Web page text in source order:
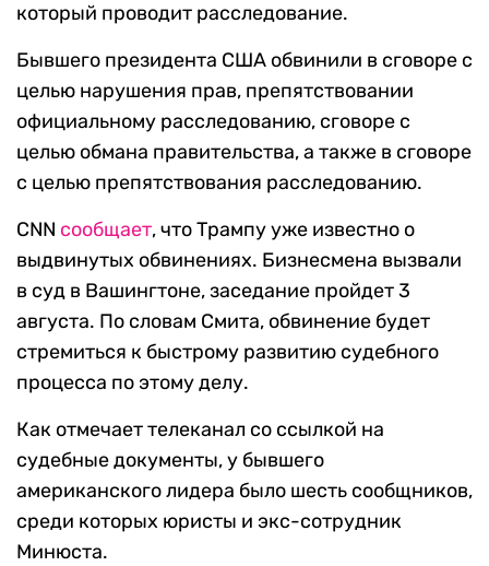
который проводит расследование.
Бывшего президента США обвинили в сговоре с
целью нарушения прав, препятствовании
официальному расследованию, сговоре с
целью обмана правительства, а также в сговоре
с целью препятствования расследованию.
CNN сообщает, что Трампу уже известно о
выдвинутых обвинениях. Бизнесмена вызвали
в суд в Вашингтоне, заседание пройдет 3
августа. По словам Смита, обвинение будет
стремиться к быстрому развитию судебного
процесса по этому делу.
Как отмечает телеканал со ссылкой на
судебные документы, у бывшего
американского лидера было шесть сообщников,
среди которых юристы и экс-сотрудник
Минюста.